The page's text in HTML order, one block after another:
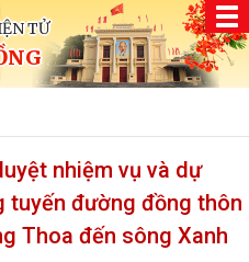
TỬ
nhiệm vụ và dự
tuyến đường đồng thôn
Thoa đến sông Xanh